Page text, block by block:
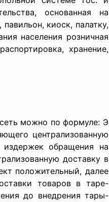
основанная на
киоск, палатку,
населения розничная
хранение,
можно по формуле: Э
централизованную
обращения на
доставку в
положительный, далее
товаров в таре-
до внедрения тары-